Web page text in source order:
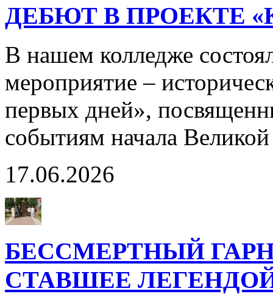
ДЕБЮТ В ПРОЕКТЕ
В нашем колледже
мероприятие –
первых дней»,
событиям начала
17.06.2026
БЕССМЕРТНЫЙ
СТАВШЕЕ